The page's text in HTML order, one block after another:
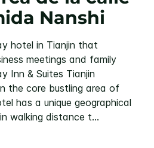
Nanshi
hotel in Tianjin that
meetings and family
Inn & Suites Tianjin
the core bustling area of
has a unique geographical
walking distance t...